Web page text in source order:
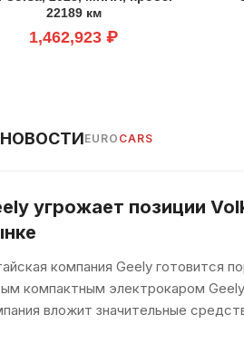
22189 км
1,462,923 ₽
EURO CARS
угрожает позиции
компания Geely готовится
компактным электрокаром
вложит значительные